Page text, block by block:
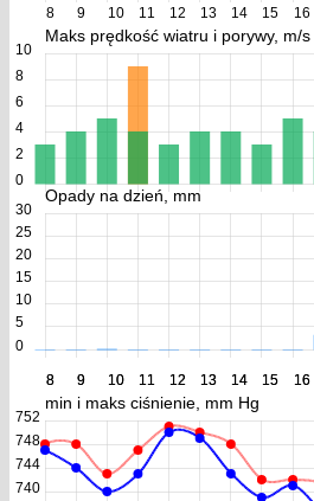
8 9 10 11 12 13 14 15 16
Maks prędkość wiatru i porywy, m/s
8 9 10 11 12 13 14 15 16
0
2
4
6
8
10
Opady na dzień, mm
8 9 10 11 12 13 14 15 16
0
5
10
15
20
25
30
min i maks ciśnienie, mm Hg
740
744
748
752